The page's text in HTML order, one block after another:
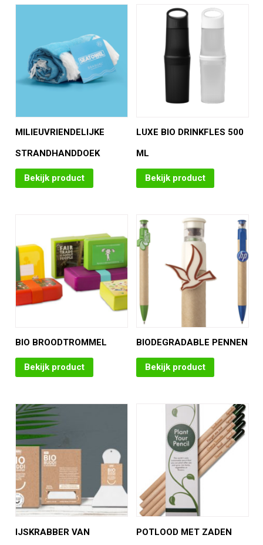
MILIEUVRIENDELIJKE
STRANDHANDDOEK
Bekijk product
LUXE BIO DRINKFLES 500
ML
Bekijk product
BIO BROODTROMMEL
Bekijk product
BIODEGRADABLE PENNEN
Bekijk product
IJSKRABBER VAN POTLOOD MET ZADEN